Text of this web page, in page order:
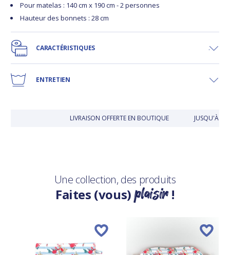
Pour matelas : 140 cm x 190 cm - 2 personnes
Hauteur des bonnets : 28 cm
CARACTÉRISTIQUES
ENTRETIEN
LIVRAISON OFFERTE EN BOUTIQUE JUSQU'À 30
Une collection, des produits
Faites (vous)plaisir!